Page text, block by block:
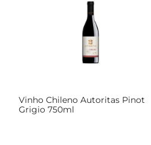
Vinho Chileno Autoritas Pinot
Grigio 750ml